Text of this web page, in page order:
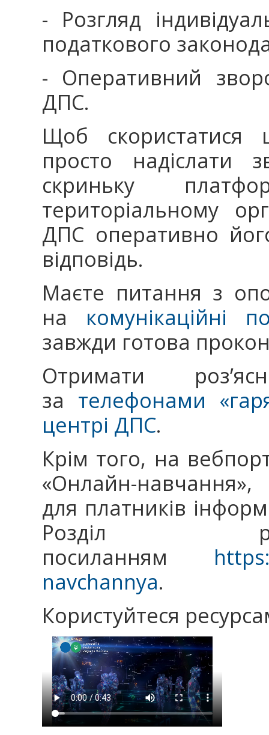
- Розгляд
податкового
- Оперативний
ДПС.
Щоб скористатися
просто надіслати
скриньку
територіальному
ДПС оперативно
відповідь.
Маєте питання з
на комунікаційні
завжди готова
Отримати
за телефонами
центрі ДПС.
Крім того, на
«Онлайн-
для платників
Розділ
посиланням
navchannya.
Користуйтеся